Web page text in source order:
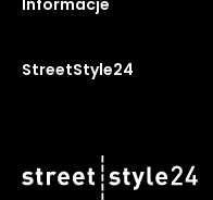
Informacje
StreetStyle24